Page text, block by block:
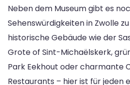
Neben dem Museum gibt es
Sehenswürdigkeiten in Zwolle
historische Gebäude wie der
Grote of Sint-Michaëlskerk,
Park Eekhout oder charmante
Restaurants – hier ist für jeden